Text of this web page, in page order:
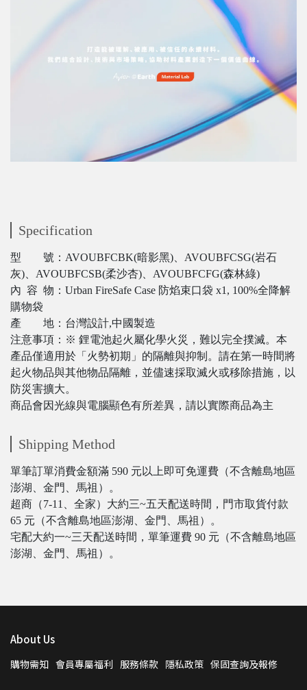
Specification
型 號：AVOUBFCBK(暗影黑)、AVOUBFCSG(岩石
灰)、AVOUBFCSB(柔沙杏)、AVOUBFCFG(森林綠)
內 容 物：Urban FireSafe Case 防焰束口袋 x1, 100%全降解
購物袋
產 地：台灣設計,中國製造
注意事項：※ 鋰電池起火屬化學火災，難以完全撲滅。本
產品僅適用於「火勢初期」的隔離與抑制。請在第一時間將
起火物品與其他物品隔離，並儘速採取滅火或移除措施，以
防災害擴大。
商品會因光線與電腦顯色有所差異，請以實際商品為主
Shipping Method
單筆訂單消費金額滿 590 元以上即可免運費（不含離島地區
澎湖、金門、馬祖）。
超商（7-11、全家）大約三~五天配送時間，門市取貨付款
65 元（不含離島地區澎湖、金門、馬祖）。
宅配大約一~三天配送時間，單筆運費 90 元（不含離島地區
澎湖、金門、馬祖）。
About Us
購物需知 會員專屬福利 服務條款 隱私政策 保固查詢及報修